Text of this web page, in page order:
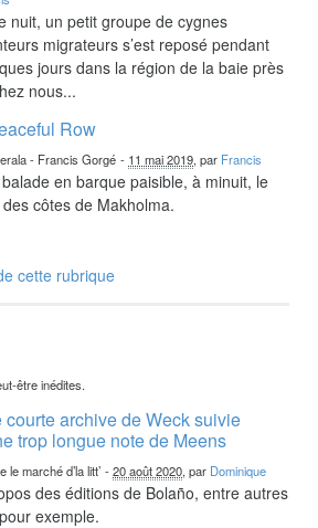
nuit, un petit groupe de cygnes
migrateurs s’est reposé pendant
jours dans la région de la baie près
nous...
Row
- Francis Gorgé - 11 mai 2019, par Francis
en barque paisible, à minuit, le
côtes de Makholma.
cette rubrique
être inédites.
courte archive de Weck suivie
trop longue note de Meens
le marché d’la litt’ -20 août 2020, par Dominique
des éditions de Bolaño, entre autres
exemple.